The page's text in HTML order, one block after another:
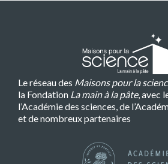
Le réseau des Maisons pour la
la Fondation La main à la pâte, avec
l’Académie des sciences, de
et de nombreux partenaires